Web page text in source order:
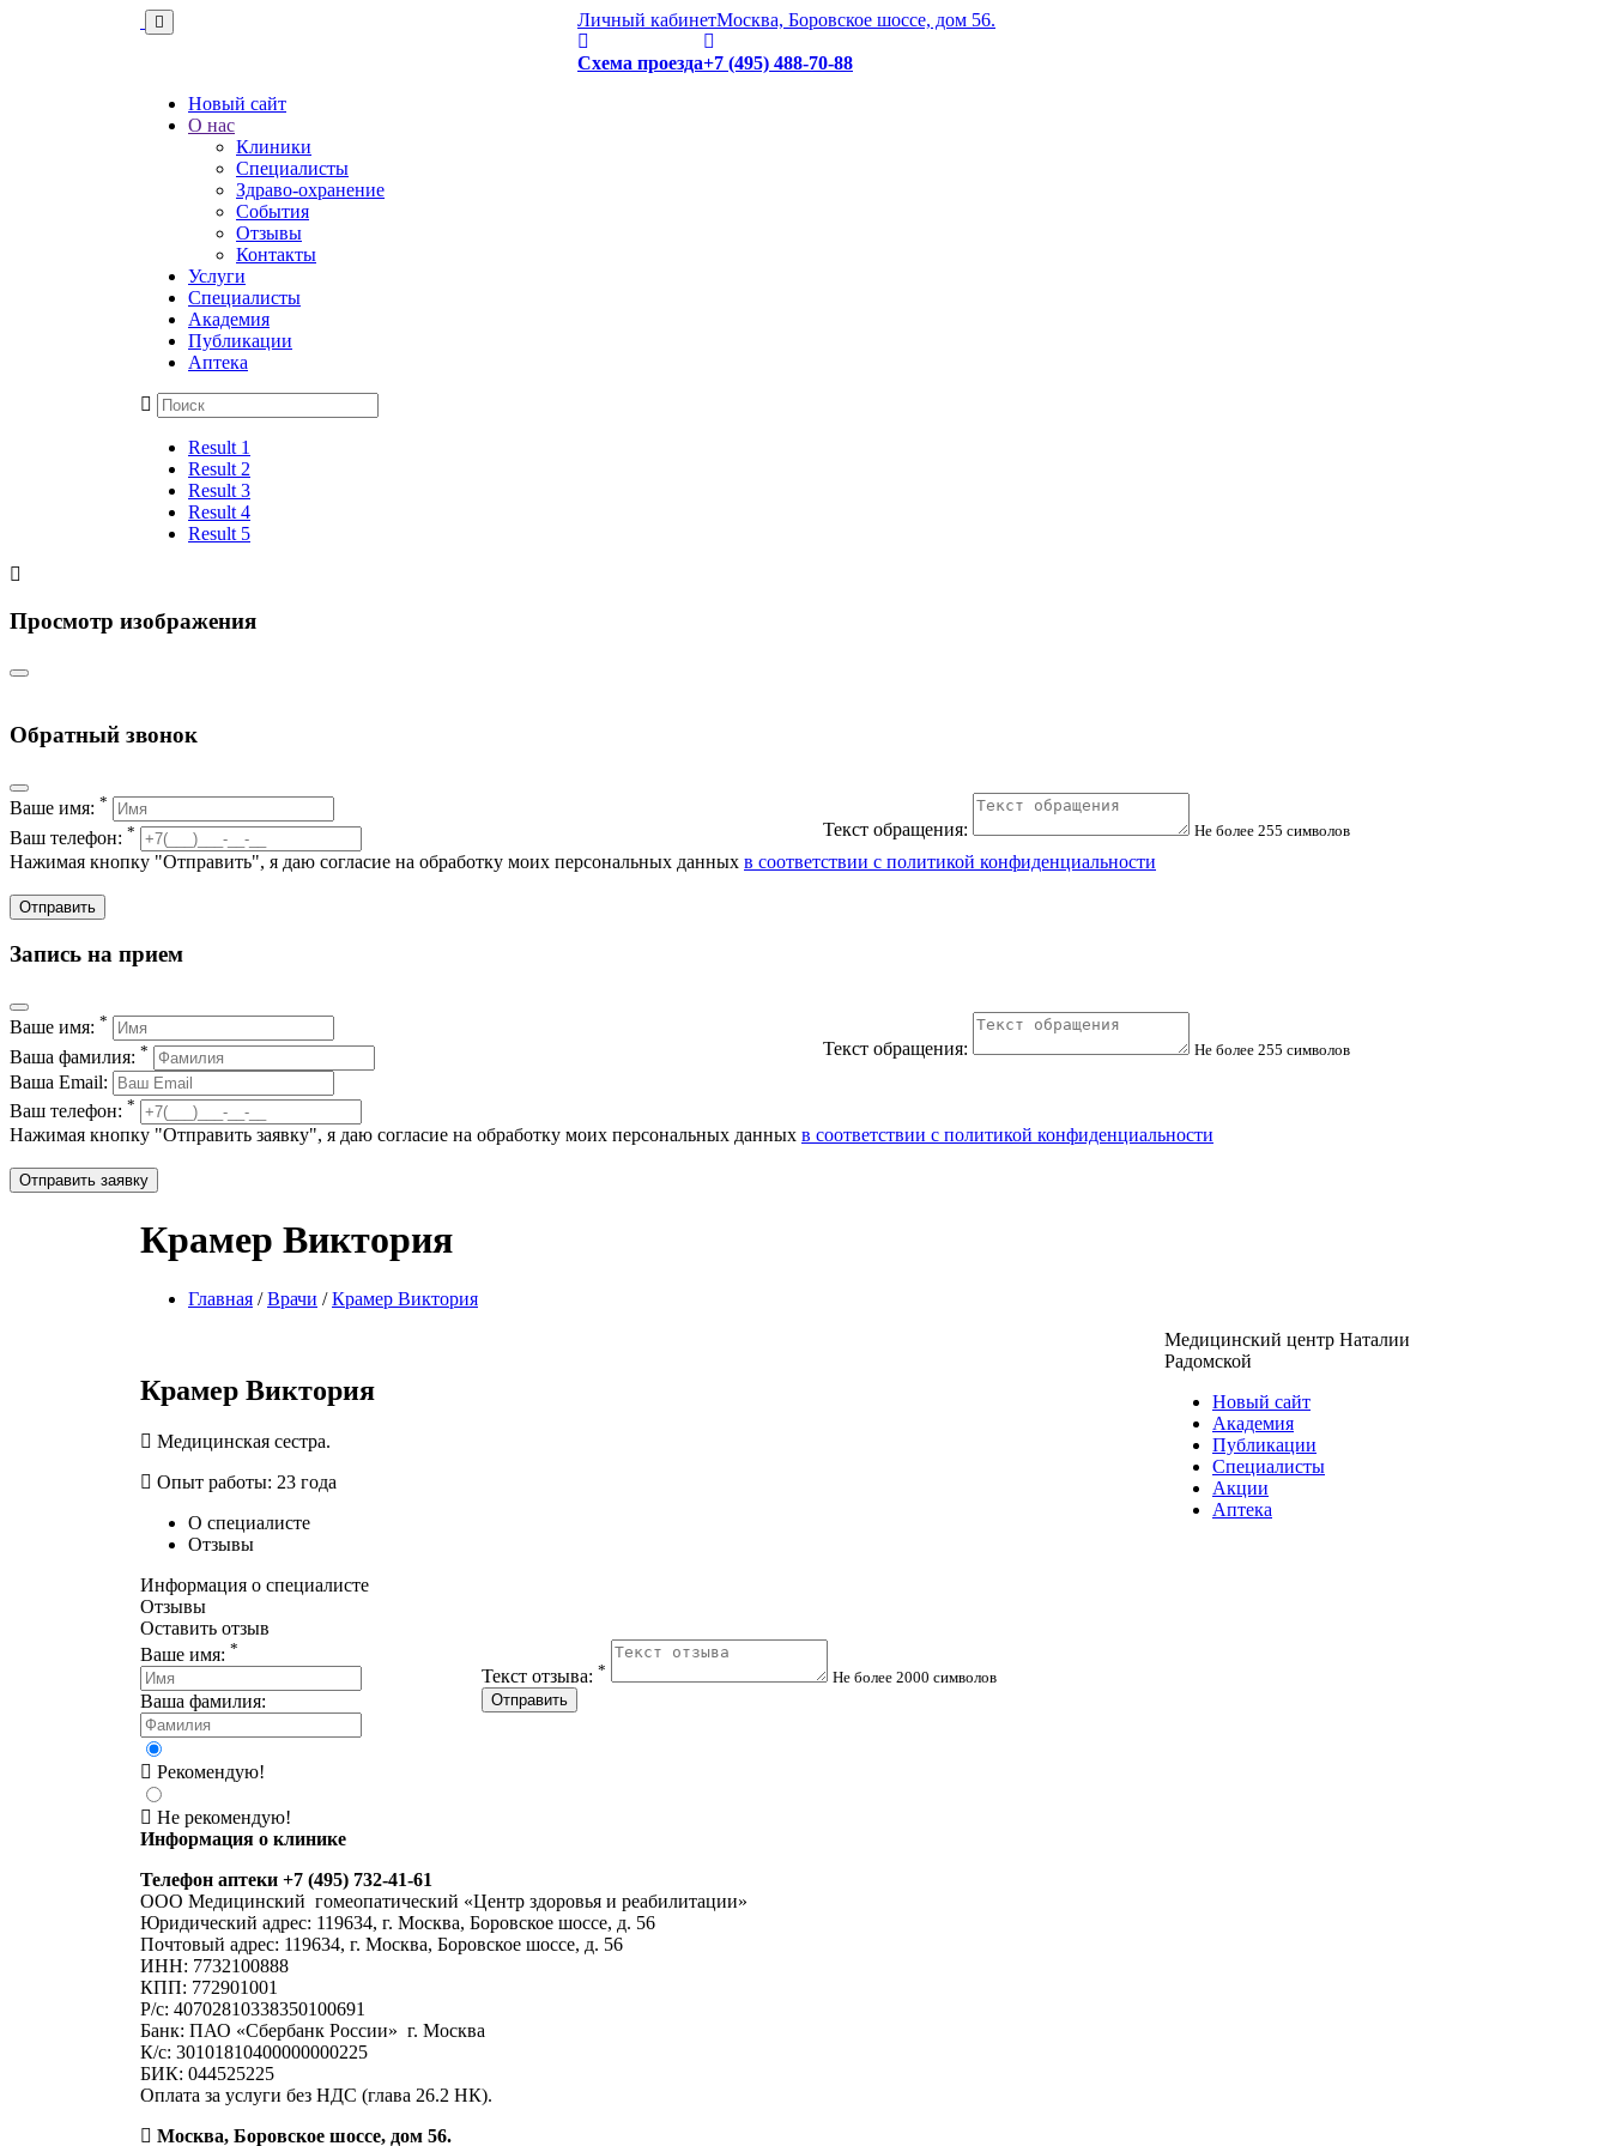
Личный кабинетМосква, Боровское шоссе, дом 56.
Схема проезда+7 (495) 488-70-88
Новый сайт
О нас
Клиники
Специалисты
Здраво-охранение
События
Отзывы
Контакты
Услуги
Специалисты
Академия
Публикации
Аптека
Result 1
Result 2
Result 3
Result 4
Result 5
Просмотр изображения
Обратный звонок
Ваше имя: *
Ваш телефон: * Текст обращения: Не более 255 символов
Нажимая кнопку "Отправить", я даю согласие на обработку моих персональных данных в соответствии с политикой конфиденциальности
Отправить
Запись на прием
Ваше имя: *
Ваша фамилия: *
Ваша Email:
Ваш телефон: *
Текст обращения: Не более 255 символов
Нажимая кнопку "Отправить заявку", я даю согласие на обработку моих персональных данных в соответствии с политикой конфиденциальности
Отправить заявку
Крамер Виктория
Главная /Врачи /Крамер Виктория
Крамер Виктория
Медицинская сестра.
Опыт работы: 23 года
О специалисте
Отзывы
Информация о специалисте
Отзывы
Оставить отзыв
Ваше имя: *
Ваша фамилия:
Рекомендую!
Не рекомендую!
Текст отзыва: *
Не более 2000 символов
Отправить
Информация о клинике
Телефон аптеки +7 (495) 732-41-61
ООО Медицинский гомеопатический «Центр здоровья и реабилитации»
Юридический адрес: 119634, г. Москва, Боровское шоссе, д. 56
Почтовый адрес: 119634, г. Москва, Боровское шоссе, д. 56
ИНН: 7732100888
КПП: 772901001
Р/с: 40702810338350100691
Банк: ПАО «Сбербанк России» г. Москва
К/с: 30101810400000000225
БИК: 044525225
Оплата за услуги без НДС (глава 26.2 НК).
Москва, Боровское шоссе, дом 56.
Медицинский центр Наталии
Радомской
Новый сайт
Академия
Публикации
Специалисты
Акции
Аптека